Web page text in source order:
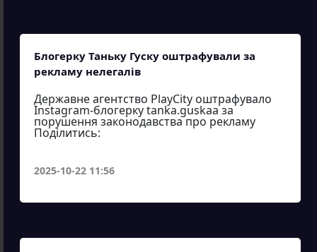
Блогерку Таньку Гуску оштрафували за
рекламу нелегалів
Державне агентство PlayCity оштрафувало
Instagram-блогерку tanka.guskaa за
порушення законодавства про рекламу
Поділитись:
2025-10-22 11:56